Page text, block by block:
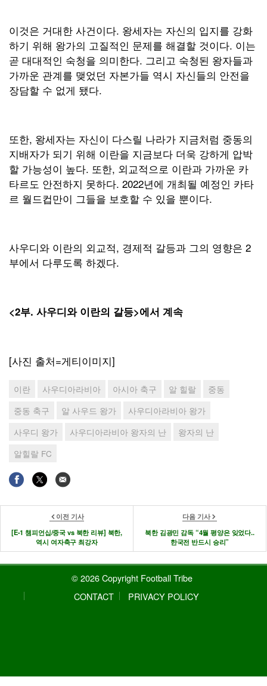
이것은 거대한 사건이다. 왕세자는 자신의 입지를 강화
하기 위해 왕가의 고질적인 문제를 해결할 것이다. 이는
곧 대대적인 숙청을 의미한다. 그리고 숙청된 왕자들과
가까운 관계를 맺었던 자본가들 역시 자신들의 안전을
장담할 수 없게 됐다.
또한, 왕세자는 자신이 다스릴 나라가 지금처럼 중동의
지배자가 되기 위해 이란을 지금보다 더욱 강하게 압박
할 가능성이 높다. 또한, 외교적으로 이란과 가까운 카
타르도 안전하지 못하다. 2022년에 개최될 예정인 카타
르 월드컵만이 그들을 보호할 수 있을 뿐이다.
사우디와 이란의 외교적, 경제적 갈등과 그의 영향은 2
부에서 다루도록 하겠다.
<2부. 사우디와 이란의 갈등>에서 계속
[사진 출처=게티이미지]
이란 사우디아라비아 아시아 축구 알 힐랄
중동
중동 축구
알 사우드 왕가
사우디아라비아 왕가
사우디 왕가
사우디아라비아 왕자의 난
왕자의 난
알힐랄 FC
이전 기사
[E-1 챔피언십/중국 vs 북한 리뷰] 북한,
역시 여자축구 최강자
다음 기사
북한 김광민 감독 “4월 평양은 잊었다..
한국전 반드시 승리”
© 2026 Copyright Football Tribe
CONTACT
PRIVACY POLICY